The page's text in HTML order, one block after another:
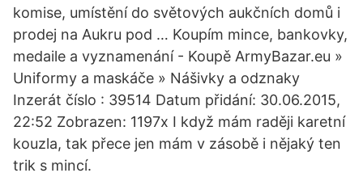
komise, umístění do světových aukčních domů i
prodej na Aukru pod … Koupím mince, bankovky,
medaile a vyznamenání - Koupě ArmyBazar.eu »
Uniformy a maskáče » Nášivky a odznaky
Inzerát číslo : 39514 Datum přidání: 30.06.2015,
22:52 Zobrazen: 1197x I když mám raději karetní
kouzla, tak přece jen mám v zásobě i nějaký ten
trik s mincí.